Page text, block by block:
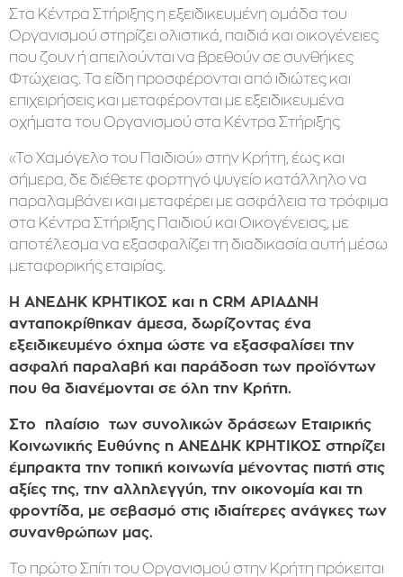
Στα Κέντρα Στήριξης η εξειδικευμένη ομάδα του
Οργανισμού στηρίζει ολιστικά, παιδιά και οικογένειες
που ζουν ή απειλούνται να βρεθούν σε συνθήκες
Φτώχειας. Τα είδη προσφέρονται από ιδιώτες και
επιχειρήσεις και μεταφέρονται με εξειδικευμένα
οχήματα του Οργανισμού στα Κέντρα Στήριξης
«Το Χαμόγελο του Παιδιού» στην Κρήτη, έως και
σήμερα, δε διέθετε φορτηγό ψυγείο κατάλληλο να
παραλαμβάνει και μεταφέρει με ασφάλεια τα τρόφιμα
στα Κέντρα Στήριξης Παιδιού και Οικογένειας, με
αποτέλεσμα να εξασφαλίζει τη διαδικασία αυτή μέσω
μεταφορικής εταιρίας.
Η ΑΝΕΔΗΚ ΚΡΗΤΙΚΟΣ και η CRM ΑΡΙΑΔΝΗ
ανταποκρίθηκαν άμεσα, δωρίζοντας ένα
εξειδικευμένο όχημα ώστε να εξασφαλίσει την
ασφαλή παραλαβή και παράδοση των προϊόντων
που θα διανέμονται σε όλη την Κρήτη.
Στο πλαίσιο των συνολικών δράσεων Εταιρικής
Κοινωνικής Ευθύνης η ΑΝΕΔΗΚ ΚΡΗΤΙΚΟΣ στηρίζει
έμπρακτα την τοπική κοινωνία μένοντας πιστή στις
αξίες της, την αλληλεγγύη, την οικονομία και τη
φροντίδα, με σεβασμό στις ιδιαίτερες ανάγκες των
συνανθρώπων μας.
Το πρώτο Σπίτι του Οργανισμού στην Κρήτη πρόκειται